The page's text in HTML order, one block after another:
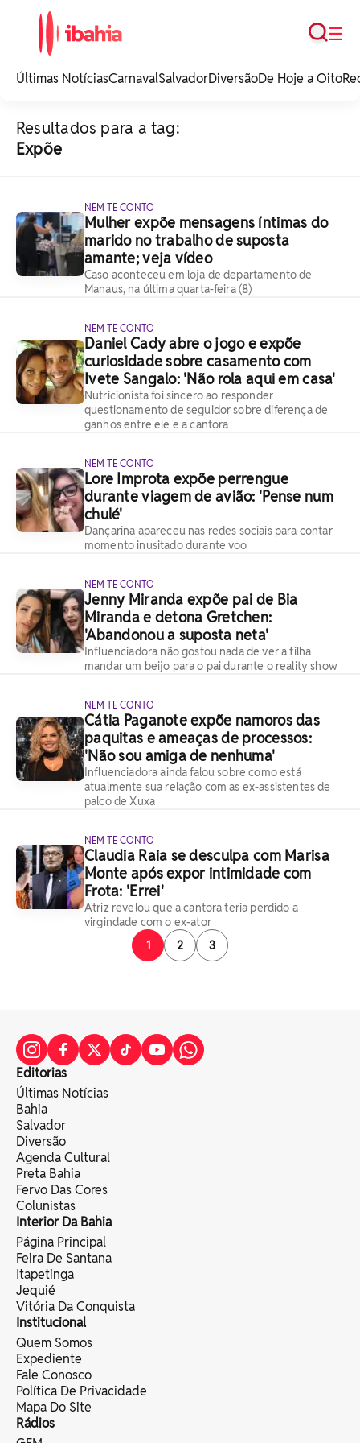
noticias e
☰
Busca
Últimas NotíciasCarnavalSalvadorDiversãoDe Hoje a Oito
Resultados para a tag:
Expõe
NEM TE CONTO
Mulher expõe mensagens íntimas do
marido no trabalho de suposta
amante; veja vídeo
Caso aconteceu em loja de departamento de
Manaus, na última quarta-feira (8)
NEM TE CONTO
Daniel Cady abre o jogo e expõe
curiosidade sobre casamento com
Ivete Sangalo: 'Não rola aqui em casa'
Nutricionista foi sincero ao responder
questionamento de seguidor sobre diferença de
ganhos entre ele e a cantora
NEM TE CONTO
Lore Improta expõe perrengue
durante viagem de avião: 'Pense num
chulé'
Dançarina apareceu nas redes sociais para contar
momento inusitado durante voo
NEM TE CONTO
Jenny Miranda expõe pai de Bia
Miranda e detona Gretchen:
'Abandonou a suposta neta'
Influenciadora não gostou nada de ver a filha
mandar um beijo para o pai durante o reality show
NEM TE CONTO
Cátia Paganote expõe namoros das
paquitas e ameaças de processos:
'Não sou amiga de nenhuma'
Influenciadora ainda falou sobre como está
atualmente sua relação com as ex-assistentes de
palco de Xuxa
NEM TE CONTO
Claudia Raia se desculpa com Marisa
Monte após expor intimidade com
Frota: 'Errei'
Atriz revelou que a cantora teria perdido a
virgindade com o ex-ator
1
2 3
Editorias
Últimas Notícias
Bahia
Salvador
Diversão
Agenda Cultural
Preta Bahia
Fervo Das Cores
Colunistas
Interior Da Bahia
Página Principal
Feira De Santana
Itapetinga
Jequié
Vitória Da Conquista
Institucional
Quem Somos
Expediente
Fale Conosco
Política De Privacidade
Mapa Do Site
Rádios